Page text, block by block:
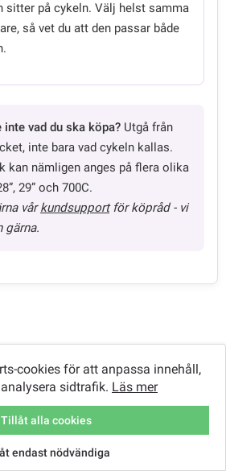
sitter på cykeln. Välj helst samma
så vet du att den passar både
vad du ska köpa? Utgå från
inte bara vad cykeln kallas.
kan nämligen anges på flera olika
29” och 700C.
vårkundsupportför köpråd - vi
gärna.
VÅR SUPPORT VID FRÅGOR!
cookies för att anpassa innehåll,
sidtrafik. Läs mer
endast nödvändiga
Tillåt alla cookies